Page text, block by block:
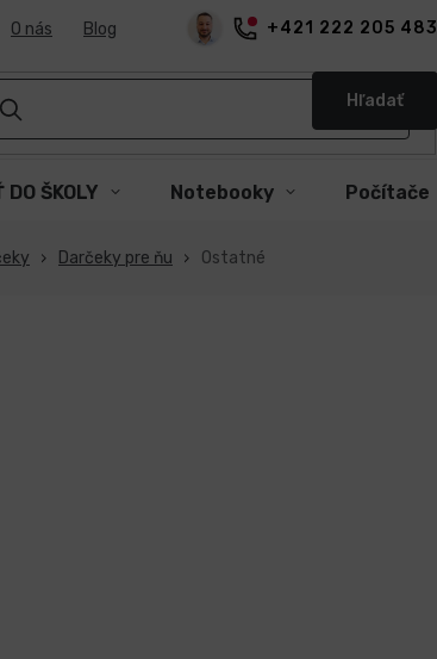
+421 222 205 483
O nás Blog
Hľadať
DO ŠKOLY Notebooky Počítače
Darčeky pre ňu Ostatné